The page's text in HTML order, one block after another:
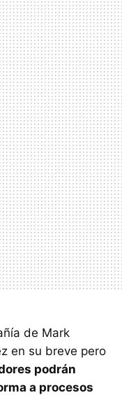
de Mark
en su breve pero
podrán
a procesos